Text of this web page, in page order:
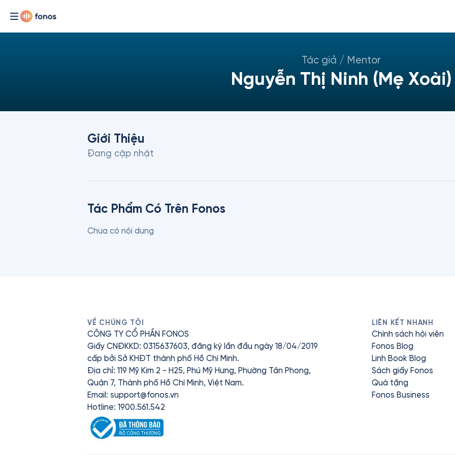
Tác giả / Mentor
Nguyễn Thị Ninh (Mẹ Xoài)
Giới Thiệu
Đang cập nhật
Tác Phẩm Có Trên Fonos
Chưa có nội dung
VỀ CHÚNG TÔI
CÔNG TY CỔ PHẦN FONOS
Giấy CNĐKKD: 0315637603, đăng ký lần đầu ngày 18/04/2019
cấp bởi Sở KHĐT thành phố Hồ Chí Minh.
Địa chỉ: 119 Mỹ Kim 2 - H25, Phú Mỹ Hưng, Phường Tân Phong,
Quận 7, Thành phố Hồ Chí Minh, Việt Nam.
Email: support@fonos.vn
Hotline: 1900.561.542
LIÊN KẾT NHANH
Chính sách hội viên
Fonos Blog
Linh Book Blog
Sách giấy Fonos
Quà tặng
Fonos Business